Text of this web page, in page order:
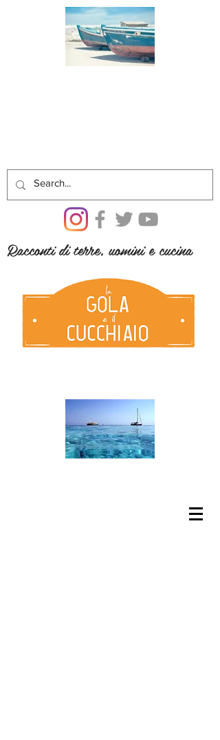
Racconti di terre, uomini e cucina